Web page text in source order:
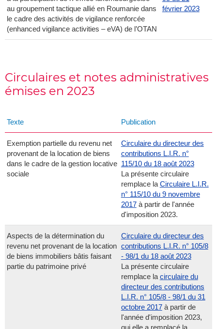
au groupement tactique allié en Roumanie dans
le cadre des activités de vigilance renforcée
(enhanced vigilance activities – eVA) de l’OTAN
février 2023
Circulaires et notes administratives
émises en 2023
Texte Publication
Exemption partielle du revenu net
provenant de la location de biens
dans le cadre de la gestion locative
sociale
Circulaire du directeur des
contributions L.I.R. n°
115/10 du 18 août 2023
La présente circulaire
remplace la Circulaire L.I.R.
n° 115/10 du 9 novembre
2017à partir de l'année
d'imposition 2023.
Aspects de la détermination du
revenu net provenant de la location
de biens immobiliers bâtis faisant
partie du patrimoine privé
Circulaire du directeur des
contributions L.I.R. n° 105/8
- 98/1 du 18 août 2023
La présente circulaire
remplace la circulaire du
directeur des contributions
L.I.R. n° 105/8 - 98/1 du 31
octobre 2017à partir de
l'année d'imposition 2023,